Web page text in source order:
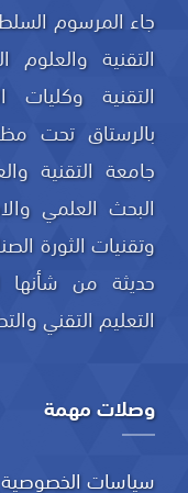
التقنية
التقنية وكليات
بالرستاق تحت
جامعة التقنية
البحث العلمي
وتقنيات الثورة
حديثة من
التعليم التقني
وصلات مهمة
سياسات الخصوصية